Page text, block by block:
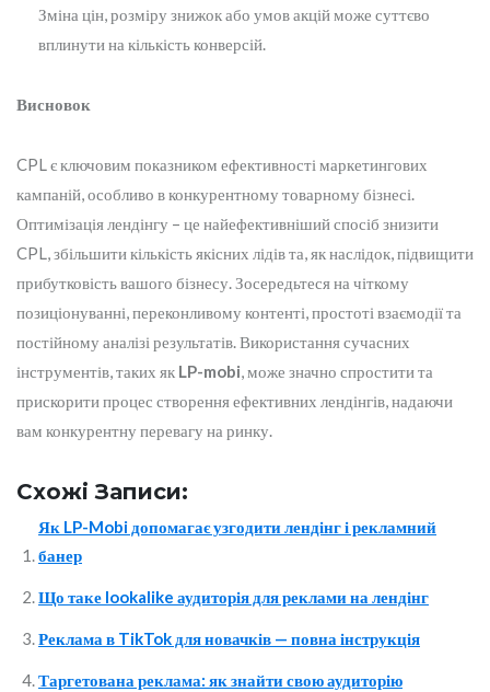
Зміна цін, розміру знижок або умов акцій може суттєво
вплинути на кількість конверсій.
Висновок
CPL є ключовим показником ефективності маркетингових
кампаній, особливо в конкурентному товарному бізнесі.
Оптимізація лендінгу – це найефективніший спосіб знизити
CPL, збільшити кількість якісних лідів та, як наслідок, підвищити
прибутковість вашого бізнесу. Зосередьтеся на чіткому
позиціонуванні, переконливому контенті, простоті взаємодії та
постійному аналізі результатів. Використання сучасних
інструментів, таких як LP-mobi, може значно спростити та
прискорити процес створення ефективних лендінгів, надаючи
вам конкурентну перевагу на ринку.
Схожі Записи:
Як LP-Mobi допомагає узгодити лендінг і рекламний
банер
Що таке lookalike аудиторія для реклами на лендінг
Реклама в TikTok для новачків — повна інструкція
Таргетована реклама: як знайти свою аудиторію